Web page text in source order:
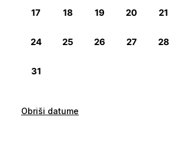
Obriši datume